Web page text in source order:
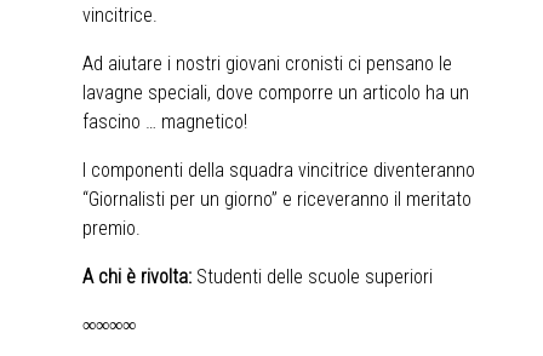
vincitrice.
Ad aiutare i nostri giovani cronisti ci pensano le
lavagne speciali, dove comporre un articolo ha un
fascino … magnetico!
I componenti della squadra vincitrice diventeranno
“Giornalisti per un giorno” e riceveranno il meritato
premio.
A chi è rivolta: Studenti delle scuole superiori
∞∞∞∞